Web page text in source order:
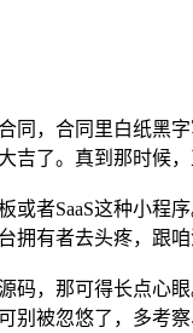
同，合同里白纸黑
吉了。真到那时候
或者SaaS这种小程
拥有者去头疼，跟
码，那可得长点心
别被忽悠了，多考